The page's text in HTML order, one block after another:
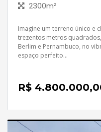
2300m²
Imagine um terreno único e
trezentos metros
Berlim e Pernambuco, no
espaço perfeito...
R$